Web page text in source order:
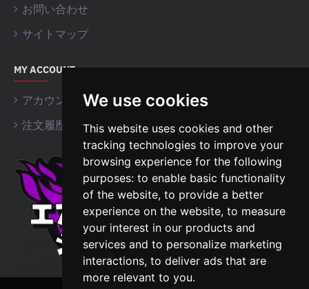
We use cookies
This website uses cookies and other
tracking technologies to improve your
browsing experience for the following
purposes: to enable basic functionality
of the website, to provide a better
experience on the website, to measure
your interest in our products and
services and to personalize marketing
interactions, to deliver ads that are
more relevant to you.
お問い合わせ
サイトマップ
MY ACCOUNT
アカウント情報
注文履歴
Airsoft Shien Company
Limited
Unit 15 Northside Business
Centre,
B18 4NR, Birmingham
The United Kingdom